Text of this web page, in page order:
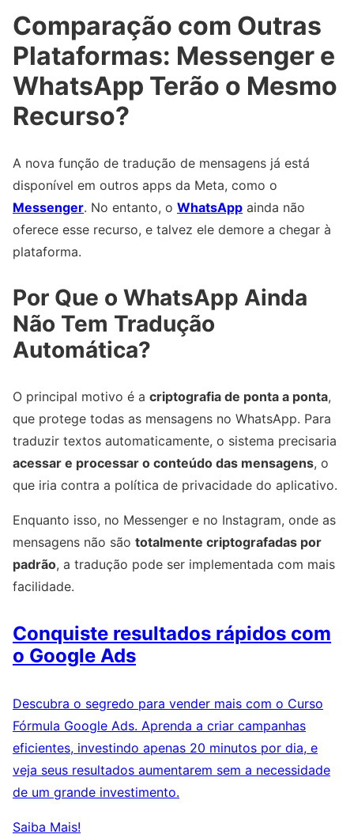
Comparação com Outras
Plataformas: Messenger e
WhatsApp Terão o Mesmo
Recurso?
A nova função de tradução de mensagens já está
disponível em outros apps da Meta, como o
Messenger. No entanto, o WhatsApp ainda não
oferece esse recurso, e talvez ele demore a chegar à
plataforma.
Por Que o WhatsApp Ainda
Não Tem Tradução
Automática?
O principal motivo é a criptografia de ponta a ponta,
que protege todas as mensagens no WhatsApp. Para
traduzir textos automaticamente, o sistema precisaria
acessar e processar o conteúdo das mensagens, o
que iria contra a política de privacidade do aplicativo.
Enquanto isso, no Messenger e no Instagram, onde as
mensagens não são totalmente criptografadas por
padrão, a tradução pode ser implementada com mais
facilidade.
Conquiste resultados rápidos com
o Google Ads
Descubra o segredo para vender mais com o Curso
Fórmula Google Ads. Aprenda a criar campanhas
eficientes, investindo apenas 20 minutos por dia, e
veja seus resultados aumentarem sem a necessidade
de um grande investimento.
Saiba Mais!